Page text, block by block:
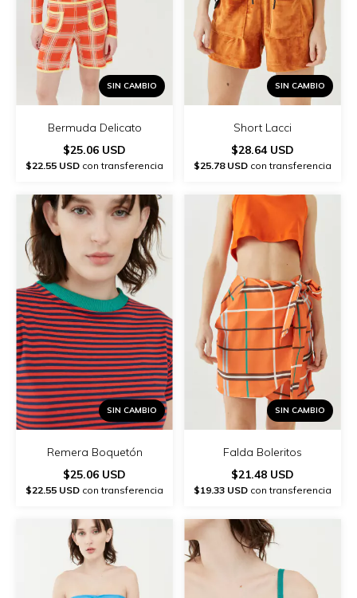
SIN CAMBIO
Bermuda Delicato
$25.06 USD
$22.55 USD con transferencia
SIN CAMBIO
Short Lacci
$28.64 USD
$25.78 USD con transferencia
SIN CAMBIO
Remera Boquetón
$25.06 USD
$22.55 USD con transferencia
SIN CAMBIO
Falda Boleritos
$21.48 USD
$19.33 USD con transferencia